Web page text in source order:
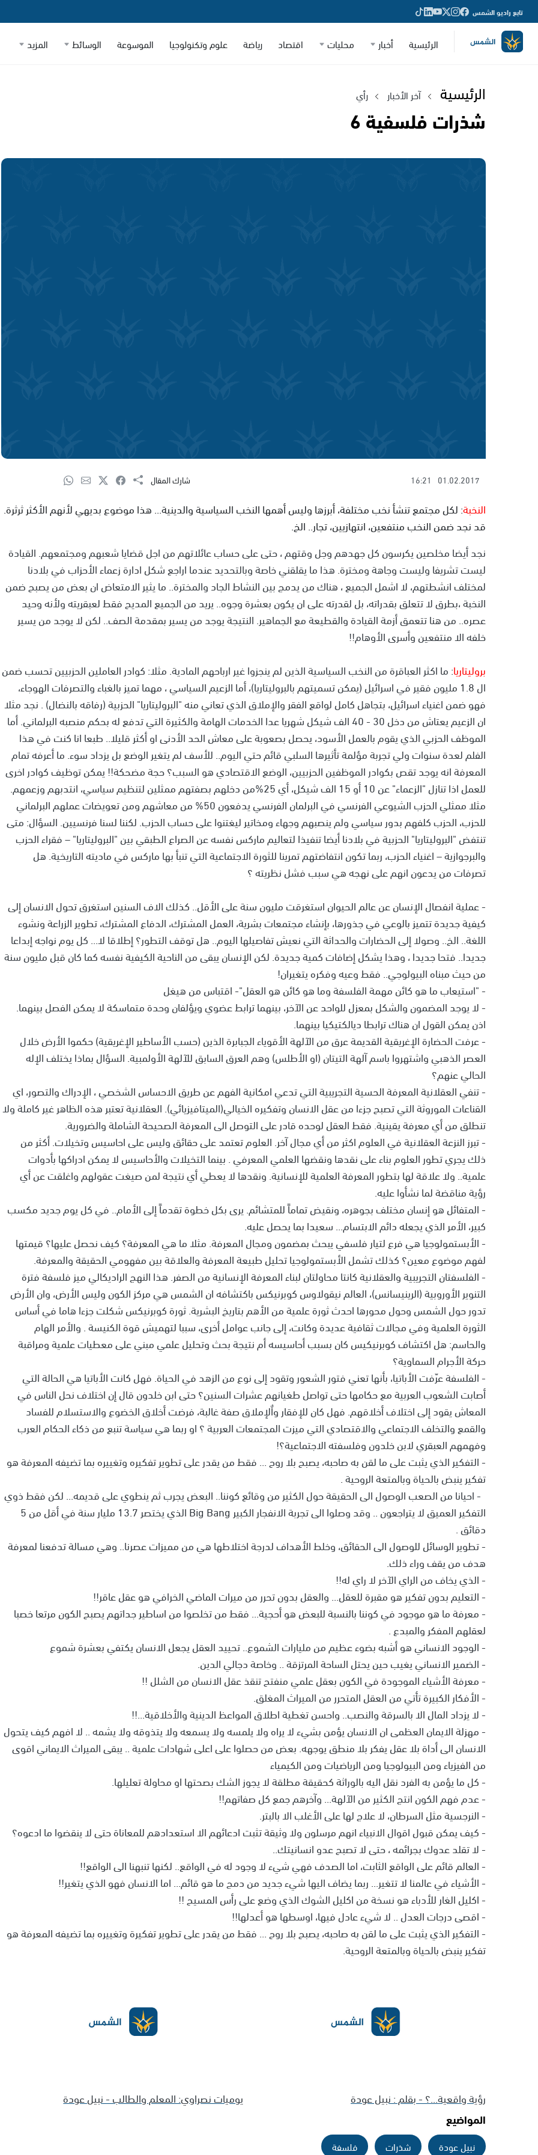
تابع راديو الشمس
الرئيسية أخبار محليات اقتصاد رياضة علوم وتكنولوجيا الموسوعة الوسائط المزيد
الرئيسية آخر الأخبار رأي
شذرات فلسفية 6
01.02.2017
16:21 شارك المقال
النخبة: لكل مجتمع تنشأ نخب مختلفة، أبرزها وليس أهمها النخب السياسية والدينية... هذا موضوع بديهي لأنهم الأكثر ثرثرة.
قد نجد ضمن النخب منتفعين، انتهازيين، تجار.. الخ.
نجد أيضا مخلصين يكرسون كل جهدهم وجل وقتهم ، حتى على حساب عائلاتهم من اجل قضايا شعبهم ومجتمعهم. القيادة
ليست تشريفا وليست وجاهة ومخترة. هذا ما يقلقني خاصة وبالتحديد عندما اراجع شكل ادارة زعماء الأحزاب في بلادنا
لمختلف انشطتهم، لا اشمل الجميع ، هناك من يدمج بين النشاط الجاد والمخترة.. ما يثير الامتعاض ان بعض من يصبح ضمن
النخبة ،بطرق لا تتعلق بقدراته، بل لقدرته على ان يكون بعشرة وجوه.. يريد من الجميع المديح فقط لعبقريته ولأنه وحيد
عصره.. من هنا تتعمق أزمة القيادة والقطيعة مع الجماهير. النتيجة يوجد من يسير بمقدمة الصف.. لكن لا يوجد من يسير
خلفه الا منتفعين وأسرى الأوهام!!
بروليتاريا: ما اكثر العباقرة من النخب السياسية الذين لم ينجزوا غير ارباحهم المادية. مثلا: كوادر العاملين الحزبيين تحسب ضمن
ال 1.8 مليون فقير في اسرائيل (يمكن تسميتهم بالبروليتاريا)، أما الزعيم السياسي ، مهما تميز بالغباء والتصرفات الهوجاء،
فهو ضمن اغنياء اسرائيل، بتجاهل كامل لواقع الفقر والإملاق الذي تعاني منه "البروليتاريا" الحزبية (رفاقه بالنضال) . نجد مثلا
ان الزعيم يعتاش من دخل 30 - 40 الف شيكل شهريا عدا الخدمات الهامة والكثيرة التي تدفع له بحكم منصبه البرلماني. أما
الموظف الحزبي الذي يقوم بالعمل الأسود، يحصل بصعوبة على معاش الحد الأدنى او أكثر قليلا.. طبعا انا كنت في هذا
الفلم لعدة سنوات ولي تجربة مؤلمة تأثيرها السلبي قائم حتي اليوم.. للأسف لم يتغير الوضع بل يزداد سوء. ما أعرفه تمام
المعرفة انه يوجد تقص بكوادر الموظفين الحزبيين، الوضع الاقتصادي هو السبب؟ حجة مضحكة!! يمكن توظيف كوادر اخرى
للعمل اذا تنازل "الزعماء" عن 10 أو 15 الف شيكل، أي 25%من دخلهم بصفتهم ممثلين لتنظيم سياسي، انتدبهم وزعمهم.
مثلا ممثلي الحزب الشيوعي الفرنسي في البرلمان الفرنسي يدفعون 50% من معاشهم ومن تعويضات عملهم البرلماني
للحزب، الحزب كلفهم بدور سياسي ولم ينصبهم وجهاء ومخاتير ليغتنوا على حساب الحزب. لكننا لسنا فرنسيين. السؤال: متى
تنتفض "البروليتاريا" الحزبية في بلادنا أيضا تنفيذا لتعاليم ماركس نفسه عن الصراع الطبقي بين "البروليتاريا" – فقراء الحزب
والبرجوازية – اغنياء الحزب، ربما تكون انتفاضتهم تمرينا للثورة الاجتماعية التي تنبأ بها ماركس في ماديته التاريخية. هل
تصرفات من يدعون انهم على نهجه هي سبب فشل نظريته ؟
- عملية انفصال الإنسان عن عالم الحيوان استغرقت مليون سنة على الأقل.. كذلك الاف السنين استغرق تحول الانسان إلى
كيفية جديدة تتميز بالوعي في جذورها، بإنشاء مجتمعات بشرية، العمل المشترك، الدفاع المشترك، تطوير الزراعة ونشوء
اللغة.. الخ.. وصولا إلى الحضارات والحداثة التي نعيش تفاصيلها اليوم.. هل توقف التطور؟ إطلاقا لا... كل يوم نواجه إبداعا
جديدا.. فتحا جديدا ، وهذا يشكل إضافات كمية جديدة. لكن الإنسان يبقى من الناحية الكيفية نفسه كما كان قبل مليون سنة
من حيث مبناه البيولوجي.. فقط وعيه وفكره يتغيران!
- "استيعاب ما هو كائن مهمة الفلسفة وما هو كائن هو العقل"- اقتباس من هيغل
- لا يوجد المضمون والشكل بمعزل للواحد عن الآخر، بينهما ترابط عضوي ويؤلفان وحدة متماسكة لا يمكن الفصل بينهما.
اذن يمكن القول ان هناك ترابطا ديالكتيكيا بينهما.
- عرفت الحضارة الإغريقية القديمة عرق من الآلهة الأقوياء الجبابرة الذين (حسب الأساطير الإغريقية) حكموا الأرض خلال
العصر الذهبي واشتهروا باسم آلهة التيتان (او الأطلس) وهم العرق السابق للآلهة الأولمبية. السؤال بماذا يختلف الإله
الحالي عنهم؟
- تنفي العقلانية المعرفة الحسية التجريبية التي تدعي امكانية الفهم عن طريق الاحساس الشخصي ، الإدراك والتصور، اي
القناعات الموروثة التي تصبح جزءا من عقل الانسان وتفكيره الخيالي(الميتافيزيائي). العقلانية تعتبر هذه الظاهر غير كاملة ولا
تنطلق من أي معرفة يقينية. فقط العقل لوحده قادر على التوصل الى المعرفة الصحيحة الشاملة والضرورية.
- تبرز النزعة العقلانية في العلوم اكثر من أي مجال آخر. العلوم تعتمد على حقائق وليس على احاسيس وتخيلات. أكثر من
ذلك يجري تطور العلوم بناء على نقدها ونقضها العلمي المعرفي . بينما التخيلات والأحاسيس لا يمكن ادراكها بأدوات
علمية.. ولا علاقة لها بتطور المعرفة العلمية للإنسانية. ونقدها لا يعطي أي نتيجة لمن صيغت عقولهم واغلقت عن أي
رؤية مناقضة لما نشأوا عليه.
- المتفائل هو إنسان مختلف بجوهره، ونقيض تماماً للمتشائم. يرى بكل خطوة تقدماً إلى الأمام.. في كل يوم جديد مكسب
كبير، الأمر الذي يجعله دائم الابتسام... سعيدا بما يحصل عليه.
- الأبستمولوجيا هي فرع لتيار فلسفي يبحث بمضمون ومجال المعرفة. مثلا ما هي المعرفة؟ كيف نحصل عليها؟ قيمتها
لفهم موضوع معين؟ كذلك تشمل الأبستمولوجيا تحليل طبيعة المعرفة والعلاقة بين مفهومي الحقيقة والمعرفة.
- الفلسفتان التجريبية والعقلانية كانتا محاولتان لبناء المعرفة الإنسانية من الصفر. هذا النهج الراديكالي ميز فلسفة فترة
التنوير الأوروبية (الرينيسانس)، العالم نيقولاوس كوبرنيكس باكتشافه ان الشمس هي مركز الكون وليس الأرض، وان الأرض
تدور حول الشمس وحول محورها احدث ثورة علمية من الأهم بتاريخ البشرية. ثورة كوبرنيكس شكلت جزءا هاما في أساس
الثورة العلمية وفي مجالات ثقافية عديدة وكانت، إلى جانب عوامل أخرى، سببا لتهميش قوة الكنيسة . والأمر الهام
والحاسم: هل اكتشاف كوبرنيكيس كان بسبب أحاسيسه أم نتيجة بحث وتحليل علمي مبني على معطيات علمية ومراقبة
حركة الأجرام السماوية؟
- الفلسفة عرّفت الأباتيا، بأنها تعني فتور الشعور وتقود إلى نوع من الزهد في الحياة. فهل كانت الأباتيا هي الحالة التي
أصابت الشعوب العربية مع حكامها حتى تواصل طغيانهم عشرات السنين؟ حتى ابن خلدون قال إن اختلاف نحل الناس في
المعاش يقود إلى اختلاف أخلاقهم. فهل كان للإفقار واٌلإملاق صفة غالبة، فرضت أخلاق الخضوع والاستسلام للفساد
والقمع والتخلف الاجتماعي والاقتصادي التي ميزت المجتمعات العربية ؟ او ربما هي سياسة تنبع من ذكاء الحكام العرب
وفهمهم العبقري لابن خلدون وفلسفته الاجتماعية؟!
- التفكير الذي يثبت على ما لقن به صاحبه، يصبح بلا روح ... فقط من يقدر على تطوير تفكيره وتغييره بما تضيفه المعرفة هو
تفكير ينبض بالحياة وبالمتعة الروحية .
- احيانا من الصعب الوصول الى الحقيقة حول الكثير من وقائع كوننا.. البعض يجرب ثم ينطوي على قديمه... لكن فقط ذوي
التفكير العميق لا يتراجعون .. وقد وصلوا الى تجربة الانفجار الكبير Big Bang الذي يختصر 13.7 مليار سنة في أقل من 5
دقائق .
- تطوير الوسائل للوصول الى الحقائق، وخلط الأهداف لدرجة اختلاطها هي من مميزات عصرنا.. وهي مسالة تدفعنا لمعرفة
هدف من يقف وراء ذلك.
- الذي يخاف من الراي الآخر لا راي له!!
- التعليم بدون تفكير هو مقبرة للعقل... والعقل بدون تحرر من ميرات الماضي الخرافي هو عقل عاقر!!
- معرفة ما هو موجود في كوننا بالنسبة للبعض هو أحجية... فقط من تخلصوا من اساطير جداتهم يصبح الكون مرتعا خصبا
لعقلهم المفكر والمبدع .
- الوجود الانساني هو أشبه بضوء عظيم من مليارات الشموع.. تحييد العقل يجعل الانسان يكتفي بعشرة شموع
- الضمير الانساني يغيب حين يحتل الساحة المرتزقة .. وخاصة دجالي الدين.
- معرفة الأشياء الموجودة في الكون بعقل علمي منفتح تنقذ عقل الانسان من الشلل !!
- الأفكار الكبيرة تأتي من العقل المتحرر من الميراث المغلق.
- لا يزداد المال الا بالسرقة والنصب.. واحسن تغطية اطلاق المواعظ الدينية والأخلاقية...!!
- مهزلة الايمان العظمى ان الانسان يؤمن بشيء لا يراه ولا يلمسه ولا يسمعه ولا يتذوقه ولا يشمه .. لا افهم كيف يتحول
الانسان الى أداة بلا عقل يفكر بلا منطق يوجهه. بعض من حصلوا على اعلى شهادات علمية .. يبقى الميراث الايماني اقوى
من الفيزياء ومن البيولوجيا ومن الرياضيات ومن الكيمياء
- كل ما يؤمن به الفرد نقل اليه بالوراثة كحقيقة مطلقة لا يجوز الشك بصحتها او محاولة تعليلها.
- عدم فهم الكون انتج الكثير من الآلهة... وآخرهم جمع كل صفاتهم!!
- النرجسية مثل السرطان، لا علاج لها على الأغلب الا بالبتر.
- كيف يمكن قبول اقوال الانبياء انهم مرسلون ولا وثيقة تثبت ادعائهم الا استعدادهم للمعاناة حتى لا ينقضوا ما ادعوه؟
- لا تقلد عدوك بجرائمه ، حتى لا تصبح عدو انسانيتك..
- العالم قائم على الواقع الثابت، اما الصدف فهي شيء لا وجود له في الواقع.. لكنها تنبهنا الى الواقع!!
- الأشياء في عالمنا لا تتغير... ربما يضاف اليها شيء جديد من دمج ما هو قائم... اما الانسان فهو الذي يتغير!!
- اكليل الغار للأدباء هو نسخة من اكليل الشوك الذي وضع على رأس المسيح !!
- اقصى درجات العدل .. لا شيء عادل فيها، اوسطها هو أعدلها!!
- التفكير الذي يثبت على ما لقن به صاحبه، يصبح بلا روح ... فقط من يقدر على تطوير تفكيرة وتغييره بما تضيفه المعرفة هو
تفكير ينبض بالحياة وبالمتعة الروحية.
رؤية واقعية...؟ - بقلم : نبيل عودة
يوميات نصراوي: المعلم والطالب - نبيل عودة
المواضيع
نبيل عودة شذرات فلسفة